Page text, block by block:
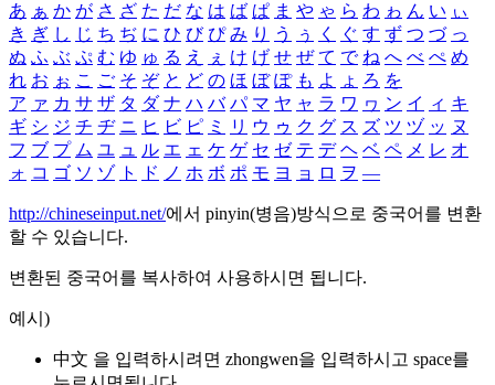
あ ぁ か が さ ざ た だ な は ば ぱ ま や ゃ ら わ ゎ ん い ぃ
き ぎ し じ ち ぢ に ひ び ぴ み り う ぅ く ぐ す ず つ づ っ
ぬ ふ ぶ ぷ む ゆ ゅ る え ぇ け げ せ ぜ て で ね へ べ ぺ め
れ お ぉ こ ご そ ぞ と ど の ほ ぼ ぽ も よ ょ ろ を
ア ァ カ サ ザ タ ダ ナ ハ バ パ マ ヤ ャ ラ ワ ヮ ン イ ィ キ
ギ シ ジ チ ヂ ニ ヒ ビ ピ ミ リ ウ ゥ ク グ ス ズ ツ ヅ ッ ヌ
フ ブ プ ム ユ ュ ル エ ェ ケ ゲ セ ゼ テ デ ヘ ベ ペ メ レ オ
ォ コ ゴ ソ ゾ ト ド ノ ホ ボ ポ モ ヨ ョ ロ ヲ ―
http://chineseinput.net/에서 pinyin(병음)방식으로 중국어를 변환
할 수 있습니다.
변환된 중국어를 복사하여 사용하시면 됩니다.
예시)
中文 을 입력하시려면 zhongwen을 입력하시고 space를